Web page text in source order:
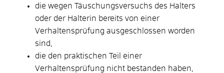
die wegen Täuschungsversuchs des Halters
oder der Halterin bereits von einer
Verhaltensprüfung ausgeschlossen worden
sind,
die den praktischen Teil einer
Verhaltensprüfung nicht bestanden haben,